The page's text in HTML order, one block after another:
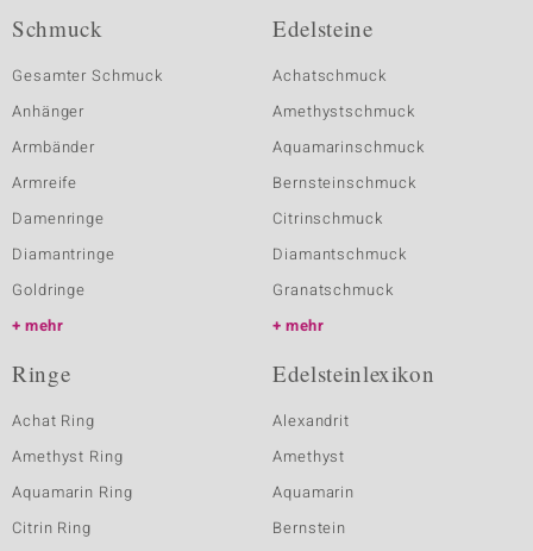
Schmuck
Gesamter Schmuck
Anhänger
Armbänder
Armreife
Damenringe
Diamantringe
Goldringe
mehr
Edelsteine
Achatschmuck
Amethystschmuck
Aquamarinschmuck
Bernsteinschmuck
Citrinschmuck
Diamantschmuck
Granatschmuck
mehr
Ringe
Achat Ring
Amethyst Ring
Aquamarin Ring
Citrin Ring
Edelsteinlexikon
Alexandrit
Amethyst
Aquamarin
Bernstein